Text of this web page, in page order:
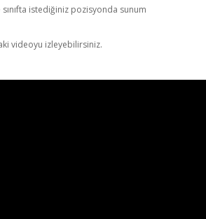
sınıfta istediğiniz pozisyonda sunum
videoyu izleyebilirsiniz.